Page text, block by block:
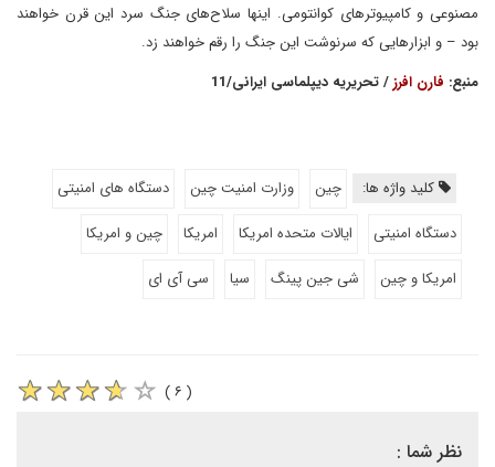
مصنوعی و کامپیوترهای کوانتومی. اینها سلاح‌های جنگ سرد این قرن خواهند
بود – و ابزارهایی که سرنوشت این جنگ را رقم خواهند زد.
منبع: فارن افرز/ تحریریه دیپلماسی ایرانی/11
کلید واژه ها: چین وزارت امنیت چین
دستگاه های امنیتی
دستگاه امنیتی
ایالات متحده امریکا امریکا
چین و امریکا
امریکا و چین
شی جین پینگ سیا سی آی ای
( ۶ )
نظر شما :